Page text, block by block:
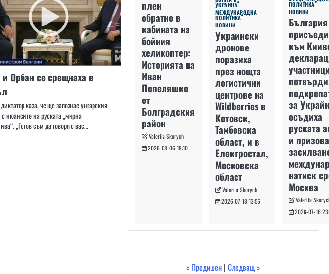
и Орбан се срещнаха в
каза, че ще запознае унгарския
нюансите на руската „мирна
„Готов съм да говоря с вас…
плен
обратно в
кабината на
бойния
хеликоптер:
Историята на
Иван
Пепеляшко
от
Болградския
район
Valeriia Skorych
2026-08-06 18:10
УКРАЙНА
МЕЖДУНАРОДНА
ПОЛИТИКА
НОВИНИ
Украински
дронове
поразиха
през нощта
логистични
центрове на
Wildberries в
Котовск,
Тамбовска
област, и в
Електростал,
Московска
област
Valeriia Skorych
2026-07-18 13:56
ПОЛИТИКА
НОВИНИ
към
за
осъдиха
руската
и
натиск
Москва
Valeriia
2026-07-16
« Предишен |Следващ »